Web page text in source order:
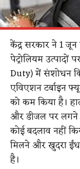
केंद्र सरकार ने 1
पेट्रोलियम
Duty) में संशोधन
एविएशन टर्बाइन
को कम किया है।
और डीजल पर लगने
कोई बदलाव नहीं
मिलने और खुदरा
है।